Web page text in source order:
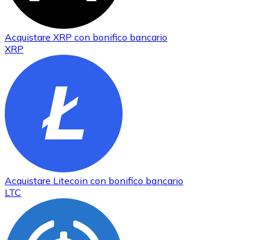
Acquistare XRP con bonifico bancario
XRP
Acquistare Litecoin con bonifico bancario
LTC